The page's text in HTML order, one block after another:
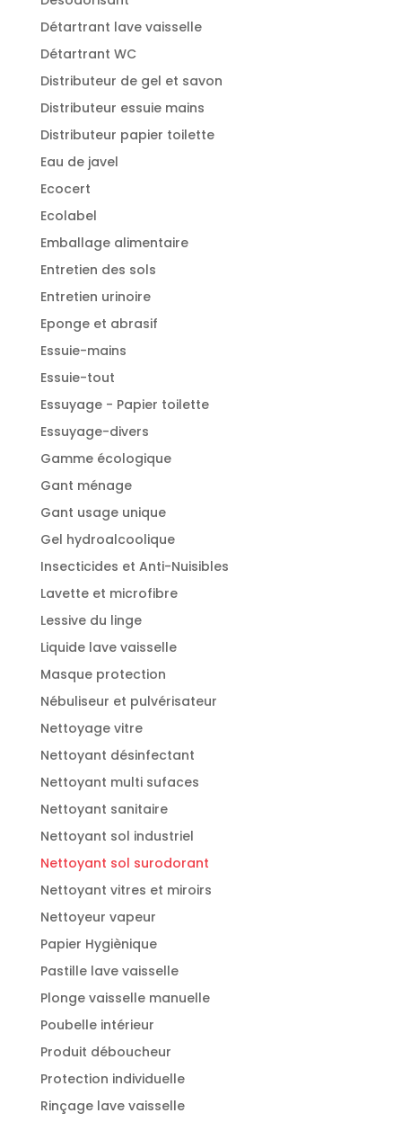
Détartrant lave vaisselle
Détartrant WC
Distributeur de gel et savon
Distributeur essuie mains
Distributeur papier toilette
Eau de javel
Ecocert
Ecolabel
Emballage alimentaire
Entretien des sols
Entretien urinoire
Eponge et abrasif
Essuie-mains
Essuie-tout
Essuyage - Papier toilette
Essuyage-divers
Gamme écologique
Gant ménage
Gant usage unique
Gel hydroalcoolique
Insecticides et Anti-Nuisibles
Lavette et microfibre
Lessive du linge
Liquide lave vaisselle
Masque protection
Nébuliseur et pulvérisateur
Nettoyage vitre
Nettoyant désinfectant
Nettoyant multi sufaces
Nettoyant sanitaire
Nettoyant sol industriel
Nettoyant sol surodorant
Nettoyant vitres et miroirs
Nettoyeur vapeur
Papier Hygiènique
Pastille lave vaisselle
Plonge vaisselle manuelle
Poubelle intérieur
Produit déboucheur
Protection individuelle
Rinçage lave vaisselle